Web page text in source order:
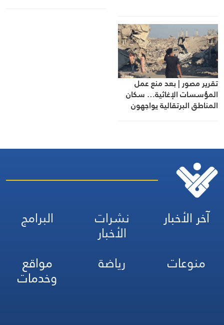
تقرير مصور | بعد منع عمل
المؤسسات الإغاثية… سكان
المناطق البرتقالية يواجهون
آخر الأخبار نشرات
الأخبار
البرامج
منوعات
رياضة مواقع
وخدمات